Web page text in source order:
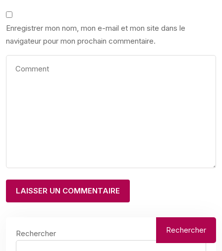
Enregistrer mon nom, mon e-mail et mon site dans le
navigateur pour mon prochain commentaire.
Rechercher Rechercher